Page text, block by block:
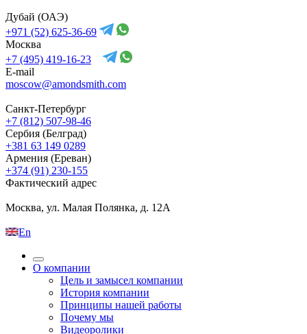
Дубай (ОАЭ)
+971 (52) 625-36-69
Москва
+7 (495) 419-16-23
E-mail
moscow@amondsmith.com
Санкт-Петербург
+7 (812) 507-98-46
Сербия (Белград)
+381 63 149 0289
Армения (Ереван)
+374 (91) 230-155
Фактический адрес
Москва, ул. Малая Полянка, д. 12А
En
О компании
Цель и замысел компании
История компании
Принципы нашей работы
Почему мы
Видеоролики